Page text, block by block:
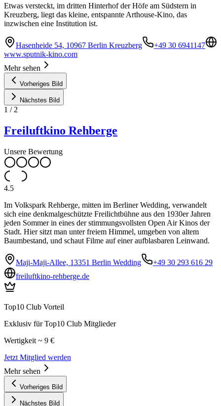
Etwas versteckt, im dritten Hinterhof der Höfe am Südstern in
Kreuzberg, liegt das kleine, entspannte Arthouse-Kino, das
inzwischen eine Institution ist.
Hasenheide 54, 10967 Berlin Kreuzberg
+49 30 6941147
www.sputnik-kino.com
Mehr sehen
Vorheriges Bild
Nächstes Bild
1 / 2
Freiluftkino Rehberge
Unsere Bewertung
4.5
Im Volkspark Rehberge, mitten im Berliner Wedding, verwandelt
sich eine denkmalgeschützte Freilichtbühne aus den 1930er Jahren
jeden Sommer in eines der stimmungsvollsten Open Air Kinos der
Stadt. Hier sitzt man unter freiem Himmel, umgeben von altem
Baumbestand, und schaut Filme auf einer aufblasbaren Leinwand.
Maji-Maji-Allee, 13351 Berlin Wedding
+49 30 293 616 29
freiluftkino-rehberge.de
Top10 Club Vorteil
Exklusiv für Top10 Club Mitglieder
Wertigkeit ~ 9 €
Jetzt Mitglied werden
Mehr sehen
Vorheriges Bild
Nächstes Bild